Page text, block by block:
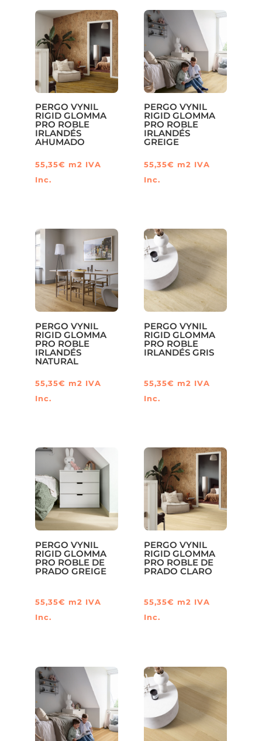
a
alto
PERGO VYNIL
RIGID GLOMMA
PRO ROBLE
IRLANDÉS
AHUMADO
55,35€ m2 IVA
Inc.
PERGO VYNIL
RIGID GLOMMA
PRO ROBLE
IRLANDÉS
GREIGE
55,35€ m2 IVA
Inc.
PERGO VYNIL
RIGID GLOMMA
PRO ROBLE
IRLANDÉS
NATURAL
55,35€ m2 IVA
Inc.
PERGO VYNIL
RIGID GLOMMA
PRO ROBLE
IRLANDÉS GRIS
55,35€ m2 IVA
Inc.
PERGO VYNIL
RIGID GLOMMA
PRO ROBLE DE
PRADO GREIGE
55,35€ m2 IVA
Inc.
PERGO VYNIL
RIGID GLOMMA
PRO ROBLE DE
PRADO CLARO
55,35€ m2 IVA
Inc.